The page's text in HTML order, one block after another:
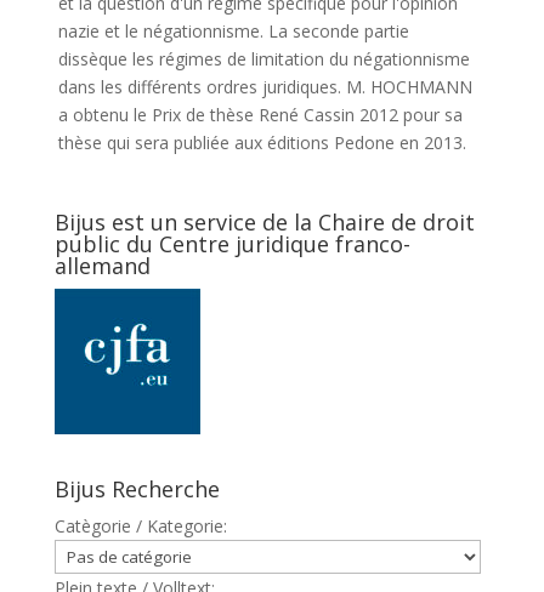
nazie et le négationnisme. La seconde partie
dissèque les régimes de limitation du négationnisme
dans les différents ordres juridiques. M. HOCHMANN
a obtenu le Prix de thèse René Cassin 2012 pour sa
thèse qui sera publiée aux éditions Pedone en 2013.
Bijus est un service de la Chaire de droit
public du Centre juridique franco-
allemand
Bijus Recherche
Catègorie / Kategorie: